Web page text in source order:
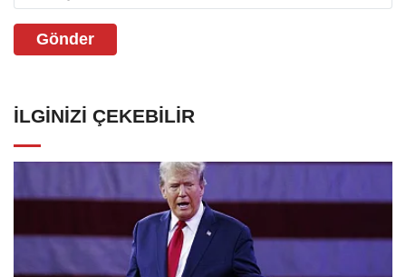
Gönder
İLGINIZI ÇEKEBILIR